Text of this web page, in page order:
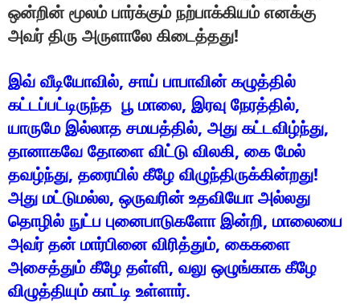
ஒன்றின் மூலம் பார்க்கும் நற்பாக்கியம் எனக்கு
அவர் திரு அருளாலே கிடைத்தது!
இவ் வீடியோவில், சாய் பாபாவின் கழுத்தில்
கட்டப்பட்டிருந்த பூ மாலை, இரவு நேரத்தில்,
யாருமே இல்லாத சமயத்தில், அது கட்டவிழ்ந்து,
தானாகவே தோளை விட்டு விலகி, கை மேல்
தவழ்ந்து, தரையில் கீழே விழுந்திருக்கின்றது!
அது மட்டுமல்ல, ஒருவரின் உதவியோ அல்லது
தொழில் நுட்ப புனைபாடுகளோ இன்றி, மாலையை
அவர் தன் மார்பினை விரித்தும், கைகளை
அசைத்தும் கீழே தள்ளி, வலு ஒழுங்காக கீழே
விழுத்தியும் காட்டி உள்ளார்.